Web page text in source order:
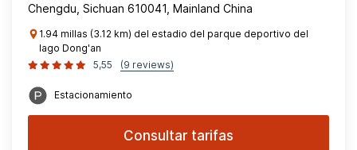
Chengdu, Sichuan 610041, Mainland China
1.94 millas (3.12 km) del estadio del parque deportivo del
lago Dong'an
5,55
(9 reviews)
Estacionamiento
Consultar tarifas